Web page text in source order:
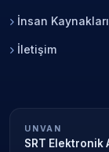
İnsan Kaynakları
İletişim
UNVAN
SRT Elektronik